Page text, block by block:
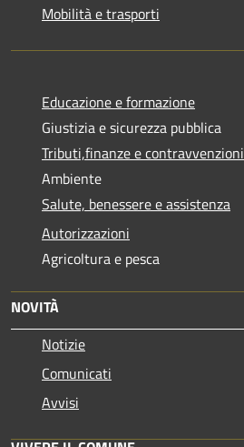
Mobilità e trasporti
Educazione e formazione
Giustizia e sicurezza pubblica
Tributi,finanze e contravvenzioni
Ambiente
Salute, benessere e assistenza
Autorizzazioni
Agricoltura e pesca
NOVITÀ
Notizie
Comunicati
Avvisi